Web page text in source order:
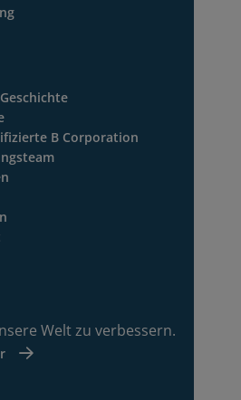
B Corporation
Welt zu verbessern.